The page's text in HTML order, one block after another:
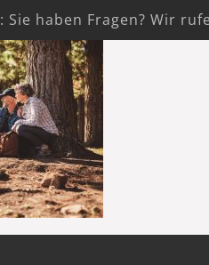
: Sie haben Fragen? Wir